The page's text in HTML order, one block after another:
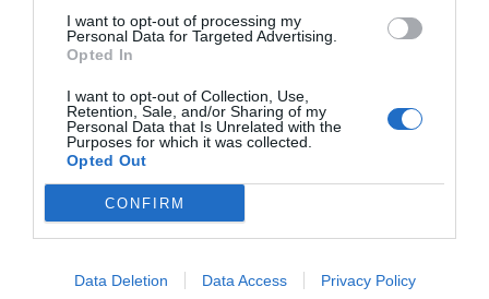
I want to opt-out of processing my
Personal Data for Targeted Advertising.
Opted In
I want to opt-out of Collection, Use,
Retention, Sale, and/or Sharing of my
Personal Data that Is Unrelated with the
Purposes for which it was collected.
Opted Out
CONFIRM
Data Deletion Data Access Privacy Policy
Flores, gdzie znajdziesz wiele wózków z jedzeniem.
Inne popularne lokalizacje to Mercado de Holguín
zakupić świeżo wypiekany chleb, a po południu zjeść
lokalne podpłomyki.
Zalecenia do Spróbowania
Nie bój się pytać lokalnych mieszkańców o polecane
potrawy czy miejsca do jedzenia. Wiele osób
przysmakach. Próbuj różnych smaków i nie